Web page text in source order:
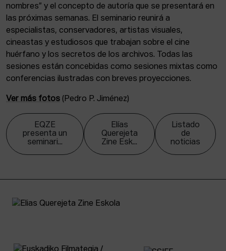
nombres” y el concepto de autoría que se presentará en
las próximas semanas. El seminario reunirá a
especialistas, conservadores, artistas visuales,
cineastas y estudiosos que trabajan sobre el cine
huérfano y los secretos de los archivos. Todas las
sesiones están concebidas como sesiones mixtas como
conferencias ilustradas con breves proyecciones.
Ver más fotos (Pedro P. Jiménez)
EQZE
presenta un
seminari...
Elías
Querejeta
Zine Esk...
Listado
de
noticias